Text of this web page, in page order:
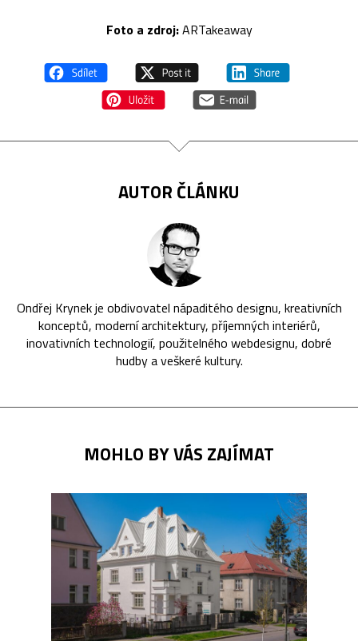
Foto a zdroj:ARTakeaway
AUTOR ČLÁNKU
Ondřej Krynek je obdivovatel nápaditého designu, kreativních
konceptů, moderní architektury, příjemných interiérů,
inovativních technologií, použitelného webdesignu, dobré
hudby a veškeré kultury.
MOHLO BY VÁS ZAJÍMAT